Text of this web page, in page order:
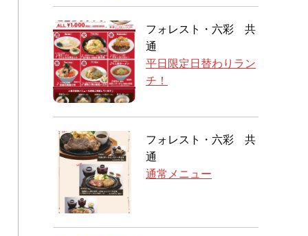
フォレスト・六彩 共
通
平日限定日替わりラン
チ！
フォレスト・六彩 共
通
通常メニュー